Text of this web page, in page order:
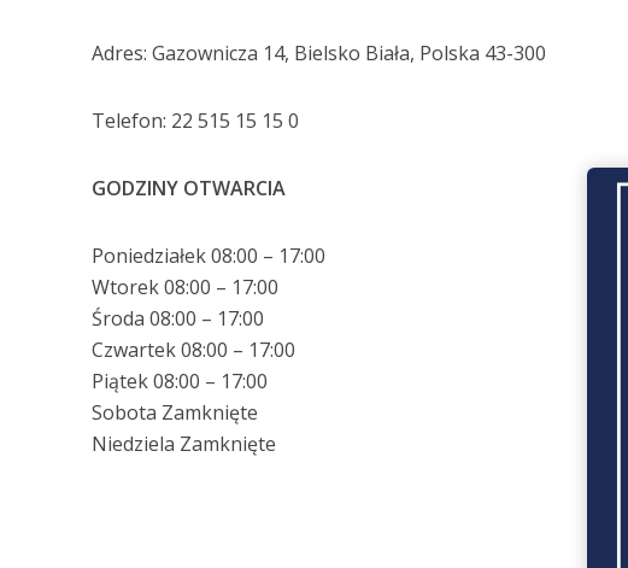
Adres: Gazownicza 14, Bielsko Biała, Polska 43-300
Telefon: 22 515 15 15 0
GODZINY OTWARCIA
Poniedziałek 08:00 – 17:00
Wtorek 08:00 – 17:00
Środa 08:00 – 17:00
Czwartek 08:00 – 17:00
Piątek 08:00 – 17:00
Sobota Zamknięte
Niedziela Zamknięte